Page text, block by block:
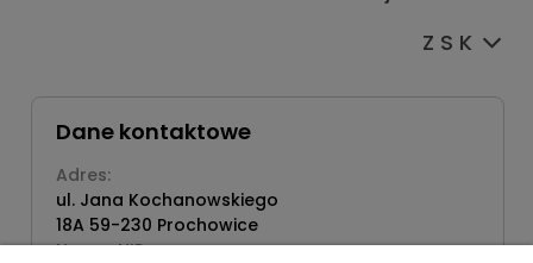
Z S K
Dane kontaktowe
Adres:
ul. Jana Kochanowskiego
18A 59-230 Prochowice
Numer NIP: